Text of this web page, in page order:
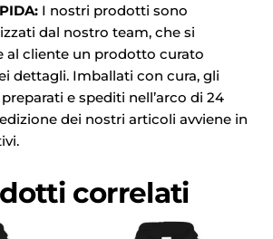
I nostri prodotti sono
dal nostro team, che si
al cliente un prodotto curato
dettagli. Imballati con cura, gli
e spediti nell’arco di 24
dei nostri articoli avviene in
correlati